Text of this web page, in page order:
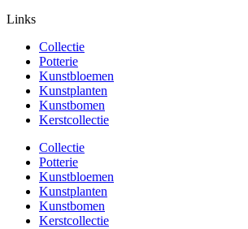
Links
Collectie
Potterie
Kunstbloemen
Kunstplanten
Kunstbomen
Kerstcollectie
Collectie
Potterie
Kunstbloemen
Kunstplanten
Kunstbomen
Kerstcollectie